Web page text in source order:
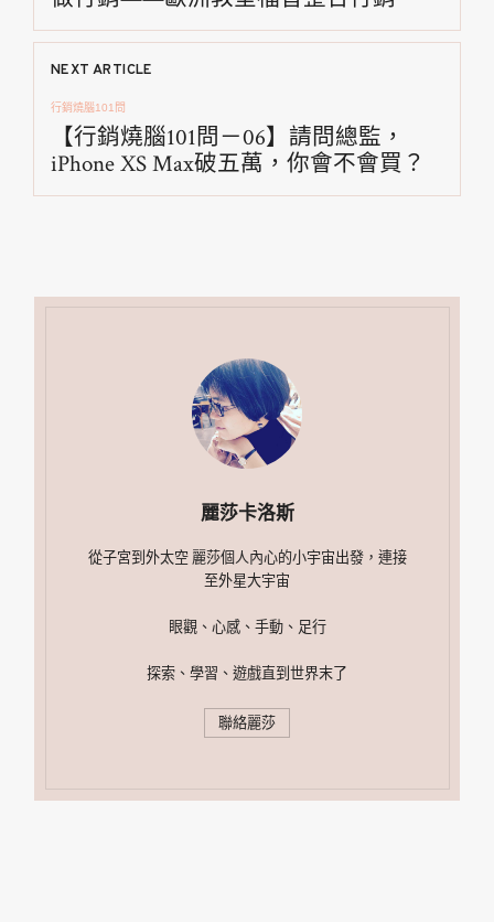
導
覽
NEXT ARTICLE
行銷燒腦101問
【行銷燒腦101問－06】請問總監，
iPhone XS Max破五萬，你會不會買？
麗莎卡洛斯
從子宮到外太空 麗莎個人內心的小宇宙出發，連接
至外星大宇宙
眼觀、心感、手動、足行
探索、學習、遊戲直到世界末了
聯絡麗莎